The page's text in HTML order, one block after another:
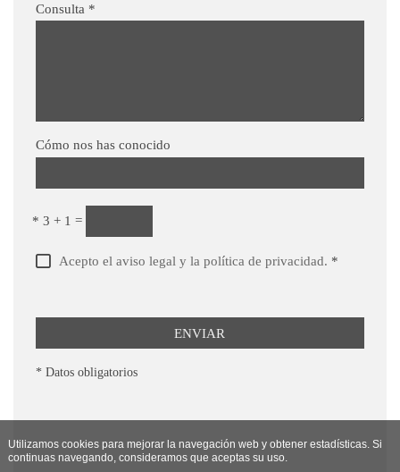
Consulta *
Cómo nos has conocido
* 3 + 1 =
Acepto el aviso legal y la política de privacidad. *
ENVIAR
* Datos obligatorios
Utilizamos cookies para mejorar la navegación web y obtener estadísticas. Si
continuas navegando, consideramos que aceptas su uso.